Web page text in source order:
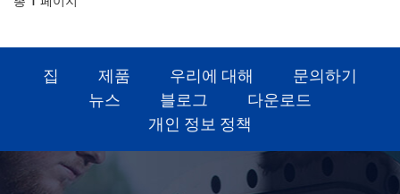
다 안정적이고 에너지 절약적인
작동이 가능합니다. 직경과 저속.
다 안정적이고 에너지 절약적인
작동이 가능합니다. 직경과 저속.
집 제품 우리에 대해
문의하기
뉴스
블로그
다운로드
개인 정보 정책